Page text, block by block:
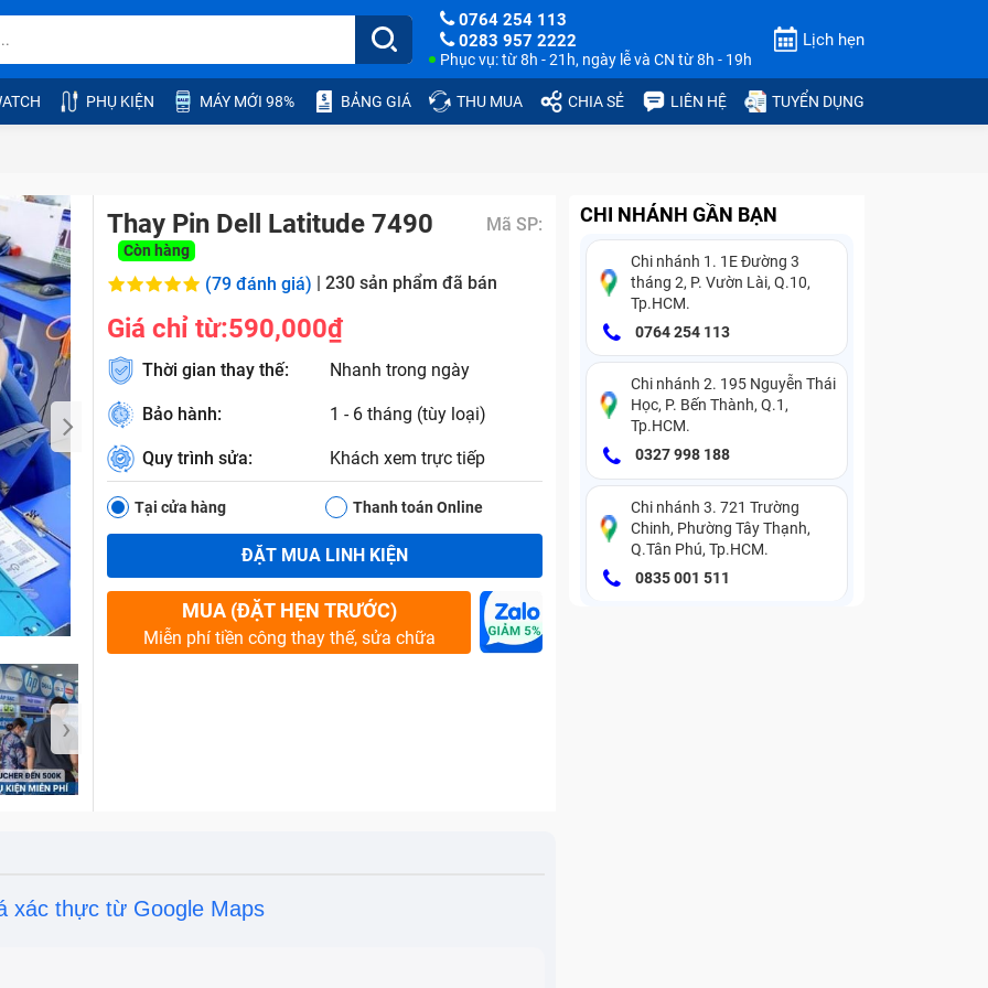
0764 254 113
0283 957 2222
Phục vụ: từ 8h - 21h, ngày lễ và CN từ 8h - 19h
Lịch hẹn
PHỤ KIỆN MÁY MỚI 98% BẢNG GIÁ THU MUA CHIA SẺ LIÊN HỆ TUYỂN DỤNG
Bảo Hành One
›
Thay Pin Dell Latitude 7490 Mã SP:
Còn hàng
(79 đánh giá) | 230 sản phẩm đã bán
Giá chỉ từ:590,000₫
Thời gian thay thế: Nhanh trong ngày
Bảo hành: 1 - 6 tháng (tùy loại)
Quy trình sửa: Khách xem trực tiếp
Tại cửa hàng Thanh toán Online
ĐẶT MUA LINH KIỆN
MUA (ĐẶT HẸN TRƯỚC)
Miễn phí tiền công thay thế, sửa chữa
xác thực từ Google Maps
CHI NHÁNH GẦN BẠN
Chi nhánh 1. 1E Đường 3
tháng 2, P. Vườn Lài, Q.10,
Tp.HCM.
0764 254 113
Chi nhánh 2. 195 Nguyễn Thái
Học, P. Bến Thành, Q.1,
Tp.HCM.
0327 998 188
Chi nhánh 3. 721 Trường
Chinh, Phường Tây Thạnh,
Q.Tân Phú, Tp.HCM.
0835 001 511